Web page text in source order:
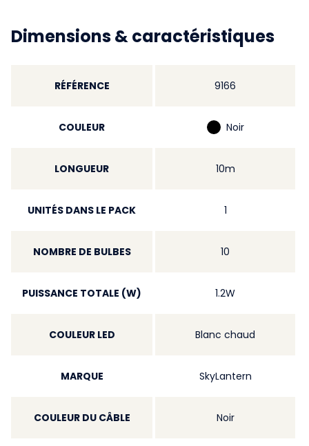
Dimensions & caractéristiques
RÉFÉRENCE 9166
COULEUR Noir
LONGUEUR 10m
UNITÉS DANS LE PACK 1
NOMBRE DE BULBES 10
PUISSANCE TOTALE (W) 1.2W
COULEUR LED Blanc chaud
MARQUE SkyLantern
COULEUR DU CÂBLE Noir